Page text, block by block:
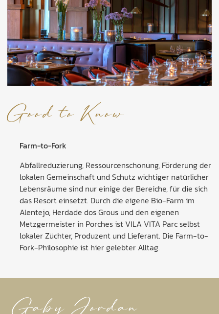
Good to Know
Farm-to-Fork
Abfallreduzierung, Ressourcenschonung, Förderung der
lokalen Gemeinschaft und Schutz wichtiger natürlicher
Lebensräume sind nur einige der Bereiche, für die sich
das Resort einsetzt. Durch die eigene Bio-Farm im
Alentejo, Herdade dos Grous und den eigenen
Metzgermeister in Porches ist VILA VITA Parc selbst
lokaler Züchter, Produzent und Lieferant. Die Farm-to-
Fork-Philosophie ist hier gelebter Alltag.